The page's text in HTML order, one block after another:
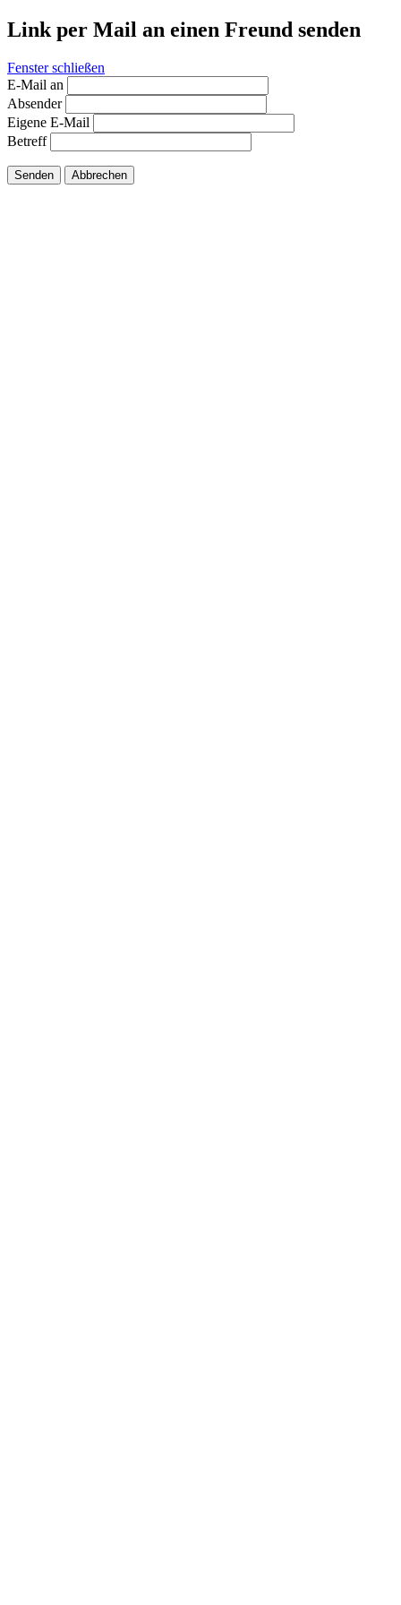
Link per Mail an einen Freund senden
Fenster schließen
E-Mail an
Absender
Eigene E-Mail
Betreff
Senden Abbrechen